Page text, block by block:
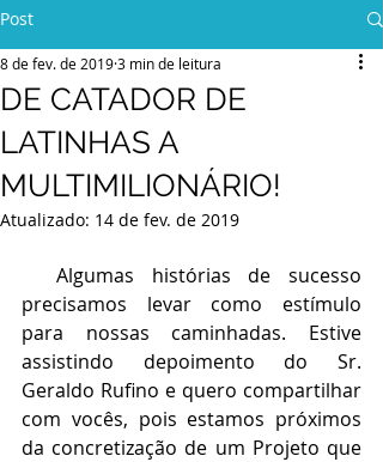
Post
DE CATADOR DE
LATINHAS A
MULTIMILIONÁRIO!
8 de fev. de 20193 min de leitura
Atualizado: 14 de fev. de 2019
  Algumas histórias de sucesso
precisamos levar como estímulo
para nossas caminhadas. Estive
assistindo depoimento do Sr.
Geraldo Rufino e quero compartilhar
com vocês, pois estamos próximos
da concretização de um Projeto que